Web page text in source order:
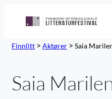
Finnlitt > Aktører > Saia
Saia